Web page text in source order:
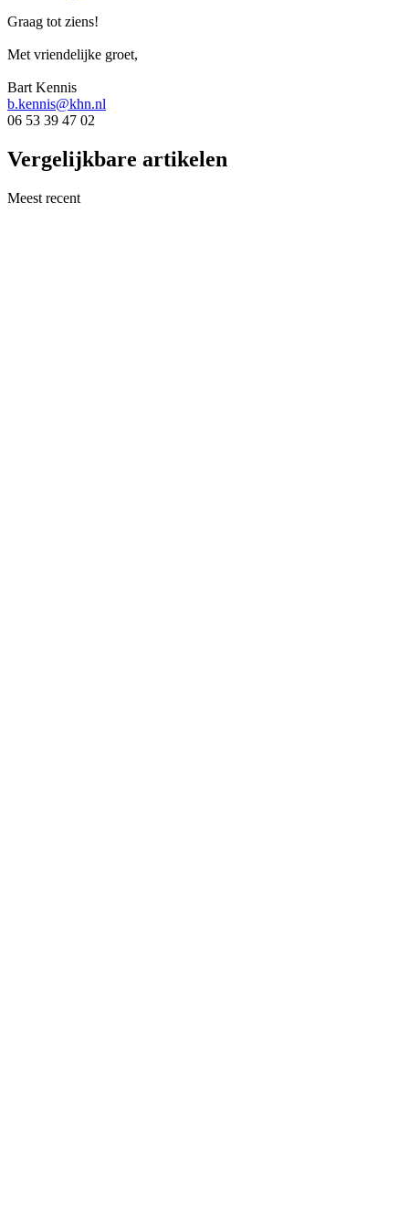
Graag tot ziens!
Met vriendelijke groet,
Bart Kennis
b.kennis@khn.nl
06 53 39 47 02
Vergelijkbare artikelen
Meest recent